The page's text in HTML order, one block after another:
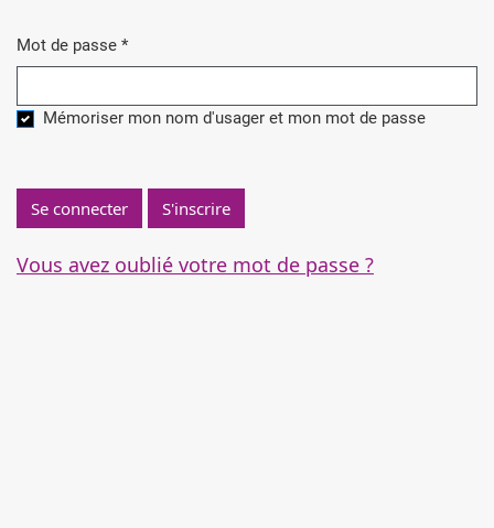
Mot de passe *
Obligatoire
Mémoriser mon nom d'usager et mon mot de passe
Se connecter S'inscrire
Vous avez oublié votre mot de passe ?